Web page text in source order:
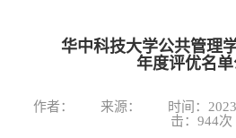
华中科技大学公共管理
年度评优名
作者： 来源： 时间：
击： 944次